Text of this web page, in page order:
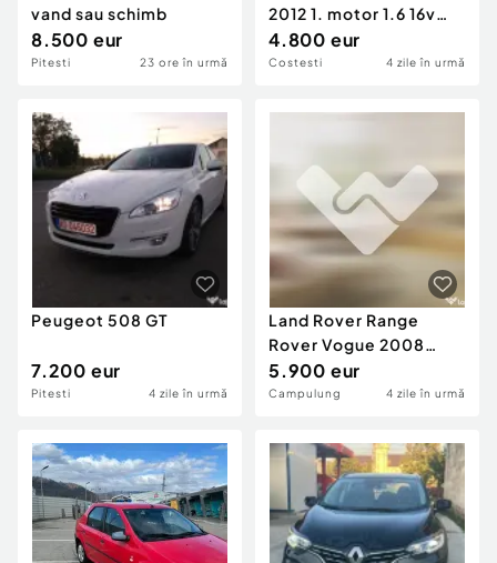
vand sau schimb
8.500 eur
Pitesti 23 ore în urmă
2012 1. motor 1.6 16v
105Cp
4.800 eur
Costesti 4 zile în urmă
Peugeot 508 GT
7.200 eur
Pitesti 4 zile în urmă
Land Rover Range
Rover Vogue 2008
3.6D Extra Full
Impecabil
5.900 eur
Campulung 4 zile în urmă